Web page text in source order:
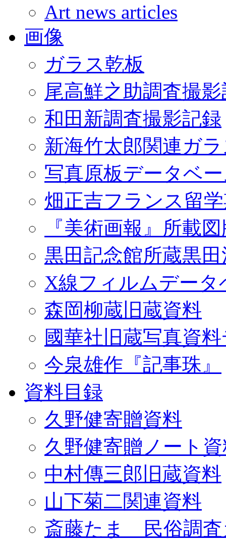
Art news articles
画像
ガラス乾板
尾高鮮之助調査撮
和田新調査撮影記録
新海竹太郎関連ガ
写真原板データベ
畑正吉フランス留
『美術画報』所載
黒田記念館所蔵黒
X線フィルムデータ
森岡柳蔵旧蔵資料
國華社旧蔵写真資
今泉雄作『記事珠』
資料目録
久野健寄贈資料
久野健寄贈ノート
中村傳三郎旧蔵資料
山下菊二関連資料
斎藤たま 民俗調査